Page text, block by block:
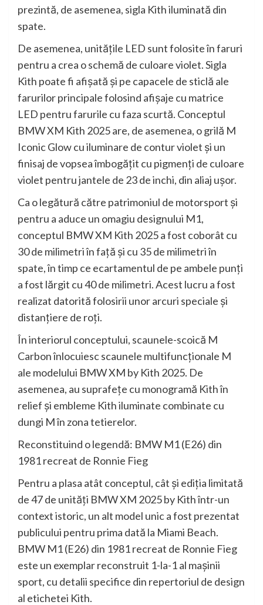
prezintă, de asemenea, sigla Kith iluminată din
spate.
De asemenea, unităţile LED sunt folosite în faruri
pentru a crea o schemă de culoare violet. Sigla
Kith poate fi afişată şi pe capacele de sticlă ale
farurilor principale folosind afişaje cu matrice
LED pentru farurile cu faza scurtă. Conceptul
BMW XM Kith 2025 are, de asemenea, o grilă M
Iconic Glow cu iluminare de contur violet şi un
finisaj de vopsea îmbogăţit cu pigmenţi de culoare
violet pentru jantele de 23 de inchi, din aliaj uşor.
Ca o legătură către patrimoniul de motorsport şi
pentru a aduce un omagiu designului M1,
conceptul BMW XM Kith 2025 a fost coborât cu
30 de milimetri în faţă şi cu 35 de milimetri în
spate, în timp ce ecartamentul de pe ambele punţi
a fost lărgit cu 40 de milimetri. Acest lucru a fost
realizat datorită folosirii unor arcuri speciale şi
distanţiere de roţi.
În interiorul conceptului, scaunele-scoică M
Carbon înlocuiesc scaunele multifuncţionale M
ale modelului BMW XM by Kith 2025. De
asemenea, au suprafeţe cu monogramă Kith în
relief şi embleme Kith iluminate combinate cu
dungi M în zona tetierelor.
Reconstituind o legendă: BMW M1 (E26) din
1981 recreat de Ronnie Fieg
Pentru a plasa atât conceptul, cât şi ediţia limitată
de 47 de unităţi BMW XM 2025 by Kith într-un
context istoric, un alt model unic a fost prezentat
publicului pentru prima dată la Miami Beach.
BMW M1 (E26) din 1981 recreat de Ronnie Fieg
este un exemplar reconstruit 1-la-1 al maşinii
sport, cu detalii specifice din repertoriul de design
al etichetei Kith.